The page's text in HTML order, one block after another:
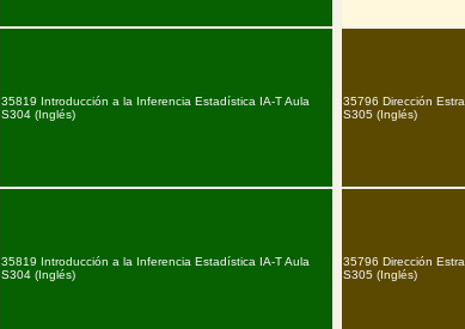
35819 Introducción a la Inferencia Estadística IA-T Aula
S304 (Inglés)
35819 Introducción a la Inferencia Estadística IA-T Aula
S304 (Inglés)
35796 Dirección
S305 (Inglés)
35796 Dirección
S305 (Inglés)